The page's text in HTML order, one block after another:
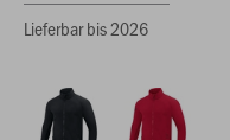
Lieferbar bis 2026